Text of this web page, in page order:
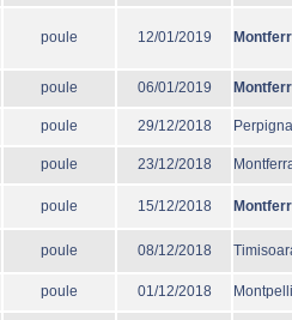
poule 12/01/2019
poule 06/01/2019
poule 29/12/2018
poule 23/12/2018
poule 15/12/2018
poule 08/12/2018
poule 01/12/2018